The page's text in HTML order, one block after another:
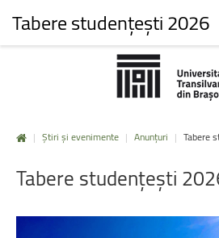
| Știri și evenimente | Anunțuri | Tabere
Tabere studențești
Tabere studențești 2026